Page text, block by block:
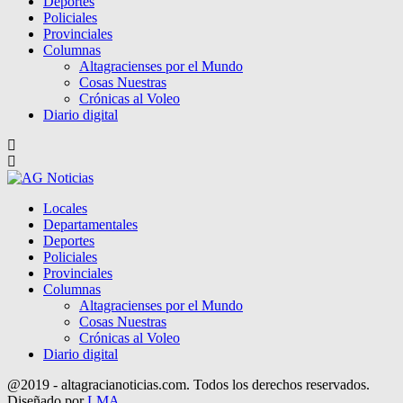
Policiales
Provinciales
Columnas
Altagracienses por el Mundo
Cosas Nuestras
Crónicas al Voleo
Diario digital
Locales
Departamentales
Deportes
Policiales
Provinciales
Columnas
Altagracienses por el Mundo
Cosas Nuestras
Crónicas al Voleo
Diario digital
@2019 - altagracianoticias.com. Todos los derechos reservados.